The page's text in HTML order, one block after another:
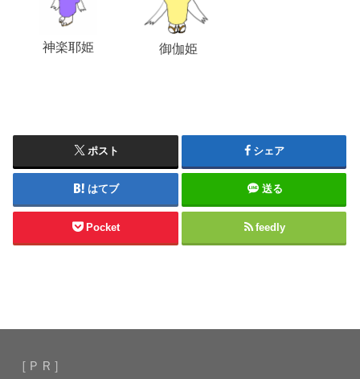
神楽耶姫 御伽姫
ポスト シェア
はてブ 送る
Pocket feedly
［ＰＲ］